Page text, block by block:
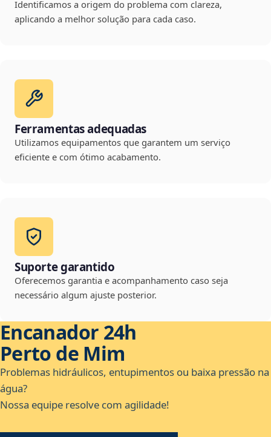
Identificamos a origem do problema com clareza,
aplicando a melhor solução para cada caso.
Ferramentas adequadas
Utilizamos equipamentos que garantem um serviço
eficiente e com ótimo acabamento.
Suporte garantido
Oferecemos garantia e acompanhamento caso seja
necessário algum ajuste posterior.
Encanador 24h
Perto de Mim
Problemas hidráulicos, entupimentos ou baixa pressão na
água?
Nossa equipe resolve com agilidade!